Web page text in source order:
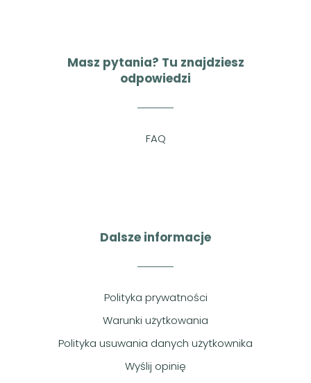
Masz pytania? Tu znajdziesz
odpowiedzi
FAQ
Dalsze informacje
Polityka prywatności
Warunki użytkowania
Polityka usuwania danych użytkownika
Wyślij opinię